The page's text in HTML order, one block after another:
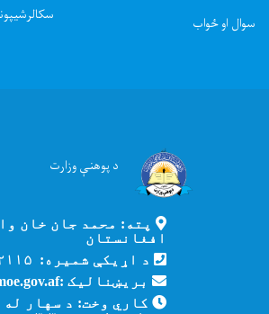
سوال او ځواب
د پوهنېوزارت
پته: محمد جان خان
افغانستان
د اړیکې شمیره: ۰۲۰۲۱۰۲۱۱۵
بریښنالیک :info@moe.gov.af